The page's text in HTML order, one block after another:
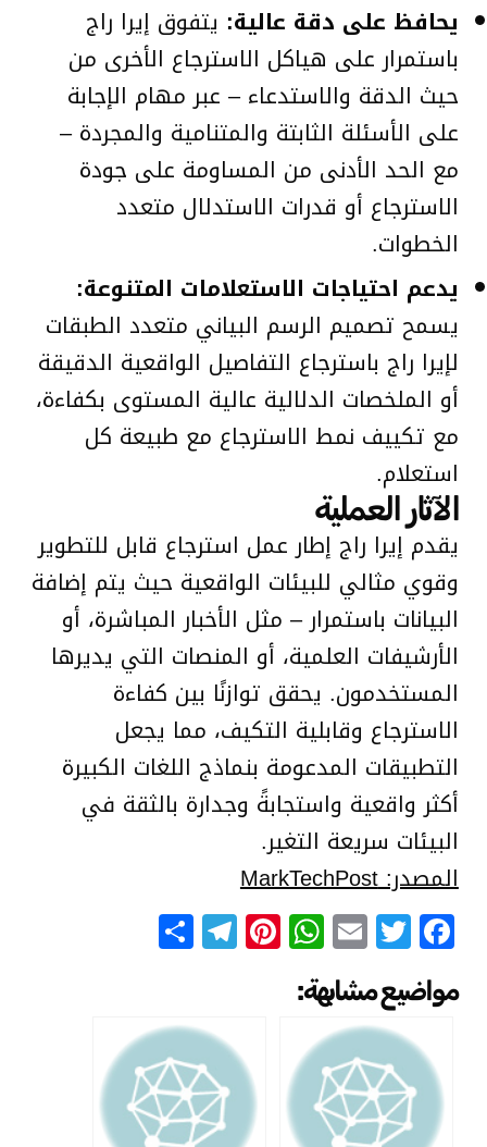
يحافظ على دقة عالية: يتفوق إيرا راج
باستمرار على هياكل الاسترجاع الأخرى من
حيث الدقة والاستدعاء – عبر مهام الإجابة
على الأسئلة الثابتة والمتنامية والمجردة –
مع الحد الأدنى من المساومة على جودة
الاسترجاع أو قدرات الاستدلال متعدد
الخطوات.
يدعم احتياجات الاستعلامات المتنوعة:
يسمح تصميم الرسم البياني متعدد الطبقات
لإيرا راج باسترجاع التفاصيل الواقعية الدقيقة
أو الملخصات الدلالية عالية المستوى بكفاءة،
مع تكييف نمط الاسترجاع مع طبيعة كل
استعلام.
الآثار العملية
يقدم إيرا راج إطار عمل استرجاع قابل للتطوير
وقوي مثالي للبيئات الواقعية حيث يتم إضافة
البيانات باستمرار – مثل الأخبار المباشرة، أو
الأرشيفات العلمية، أو المنصات التي يديرها
المستخدمون. يحقق توازنًا بين كفاءة
الاسترجاع وقابلية التكيف، مما يجعل
التطبيقات المدعومة بنماذج اللغات الكبيرة
أكثر واقعية واستجابةً وجدارة بالثقة في
البيئات سريعة التغير.
المصدر: MarkTechPost
Facebook
Twitter
Email
WhatsApp
Pinterest
Telegram
مواضيع مشابهة: